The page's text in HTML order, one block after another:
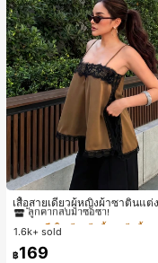
เสื้อสายเดี่ยวผู้หญิงผ้าซาตินแต่
- เสื้อสายเดี่ยวฤดูร้อนสีคากีมีรอ
นข้างที่น่าดึงดูดแบบสบายๆ
#1 ขายดี
ลูกค้ากลับมาซื้อซ้ำ!
#1 ขายดี
ลูกค้ากลับมาซื้อซ้ำ!
#1 ขายดี
ลูกค้ากลับมาซื้อซ้ำ!
#1 ขายดี
1.6k+ sold
฿169